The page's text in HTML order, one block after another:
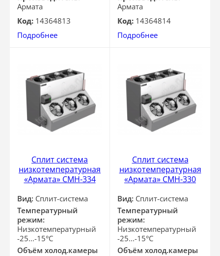
Армата
Код: 14364813
Подробнее
Армата
Код: 14364814
Подробнее
Сплит система
низкотемпературная
«Армата» СМН-334
Вид: Сплит-система
Температурный
режим:
Низкотемпературный
-25...-15°С
Объём холод.камеры
Сплит система
низкотемпературная
«Армата» СМН-330
Вид: Сплит-система
Температурный
режим:
Низкотемпературный
-25...-15°С
Объём холод.камеры